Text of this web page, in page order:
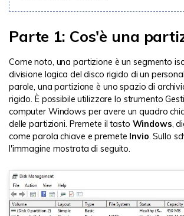
Parte 1: Cos'è una
Come noto, una partizione è un segmento
divisione logica del disco rigido di un
parole, una partizione è uno spazio di
rigido. È possibile utilizzare lo strumento
computer Windows per avere un quadro
delle partizioni. Premete il tasto Windows,
come parola chiave e premete Invio. Sullo
l'immagine mostrata di seguito.